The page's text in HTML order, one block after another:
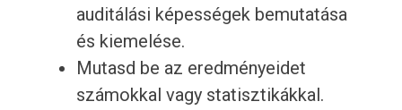
auditálási képességek bemutatása
és kiemelése.
Mutasd be az eredményeidet
számokkal vagy statisztikákkal.